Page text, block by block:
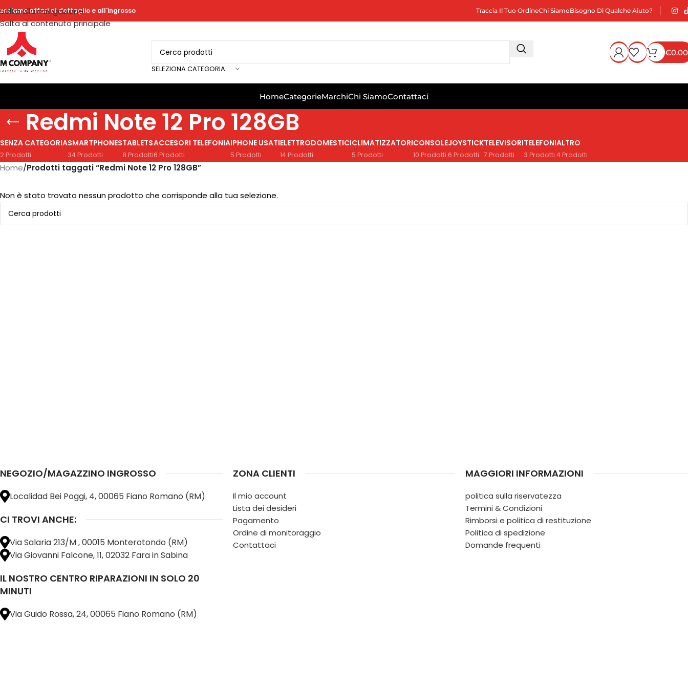
Salta alla navigazione
Salta al contenuto principale
affari al dettaglio e all'ingrosso Traccia Il Tuo OrdineChi SiamoBisogno Di Qualche Aiuto?
SELEZIONA CATEGORIA
€0.00
HomeCategorieMarchiChi SiamoContattaci
Redmi Note 12 Pro 128GB
SENZA CATEGORIA
2 Prodotti
SMARTPHONES
34 Prodotti
TABLETS
8 Prodotti
ACCESORI TELEFONIA
6 Prodotti
IPHONE USATI
5 Prodotti
ELETTRODOMESTICI
14 Prodotti
CLIMATIZZATORI
5 Prodotti
CONSOLE
10 Prodotti
JOYSTICK
6 Prodotti
TELEVISORI
7 Prodotti
TELEFONI
3 Prodotti
ALTRO
4 Prodotti
Home/Prodotti taggati “Redmi Note 12 Pro 128GB”
Non è stato trovato nessun prodotto che corrisponde alla tua selezione.
NEGOZIO/MAGAZZINO INGROSSO
Localidad Bei Poggi, 4, 00065 Fiano Romano (RM)
CI TROVI ANCHE:
Via Salaria 213/M , 00015 Monterotondo (RM)
Via Giovanni Falcone, 11, 02032 Fara in Sabina
IL NOSTRO CENTRO RIPARAZIONI IN SOLO 20
MINUTI
Via Guido Rossa, 24, 00065 Fiano Romano (RM)
ZONA CLIENTI
Il mio account
Lista dei desideri
Pagamento
Ordine di monitoraggio
Contattaci
MAGGIORI INFORMAZIONI
politica sulla riservatezza
Termini & Condizioni
Rimborsi e politica di restituzione
Politica di spedizione
Domande frequenti